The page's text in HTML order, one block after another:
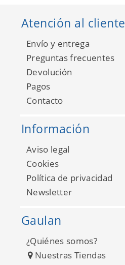
Atención al cliente
Envío y entrega
Preguntas frecuentes
Devolución
Pagos
Contacto
Información
Aviso legal
Cookies
Política de privacidad
Newsletter
Gaulan
¿Quiénes somos?
Nuestras Tiendas